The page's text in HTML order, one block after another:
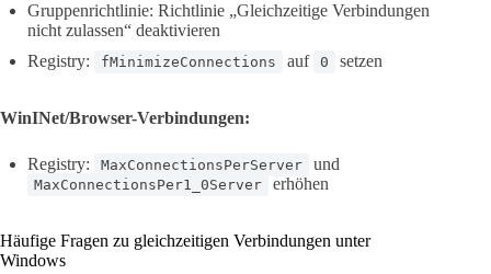
Gruppenrichtlinie: Richtlinie „Gleichzeitige Verbindungen
nicht zulassen“ deaktivieren
Registry:
fMinimizeConnections auf 0 setzen
WinINet/Browser-Verbindungen:
Registry: MaxConnectionsPerServer und
MaxConnectionsPer1_0Server erhöhen
Häufige Fragen zu gleichzeitigen Verbindungen unter
Windows